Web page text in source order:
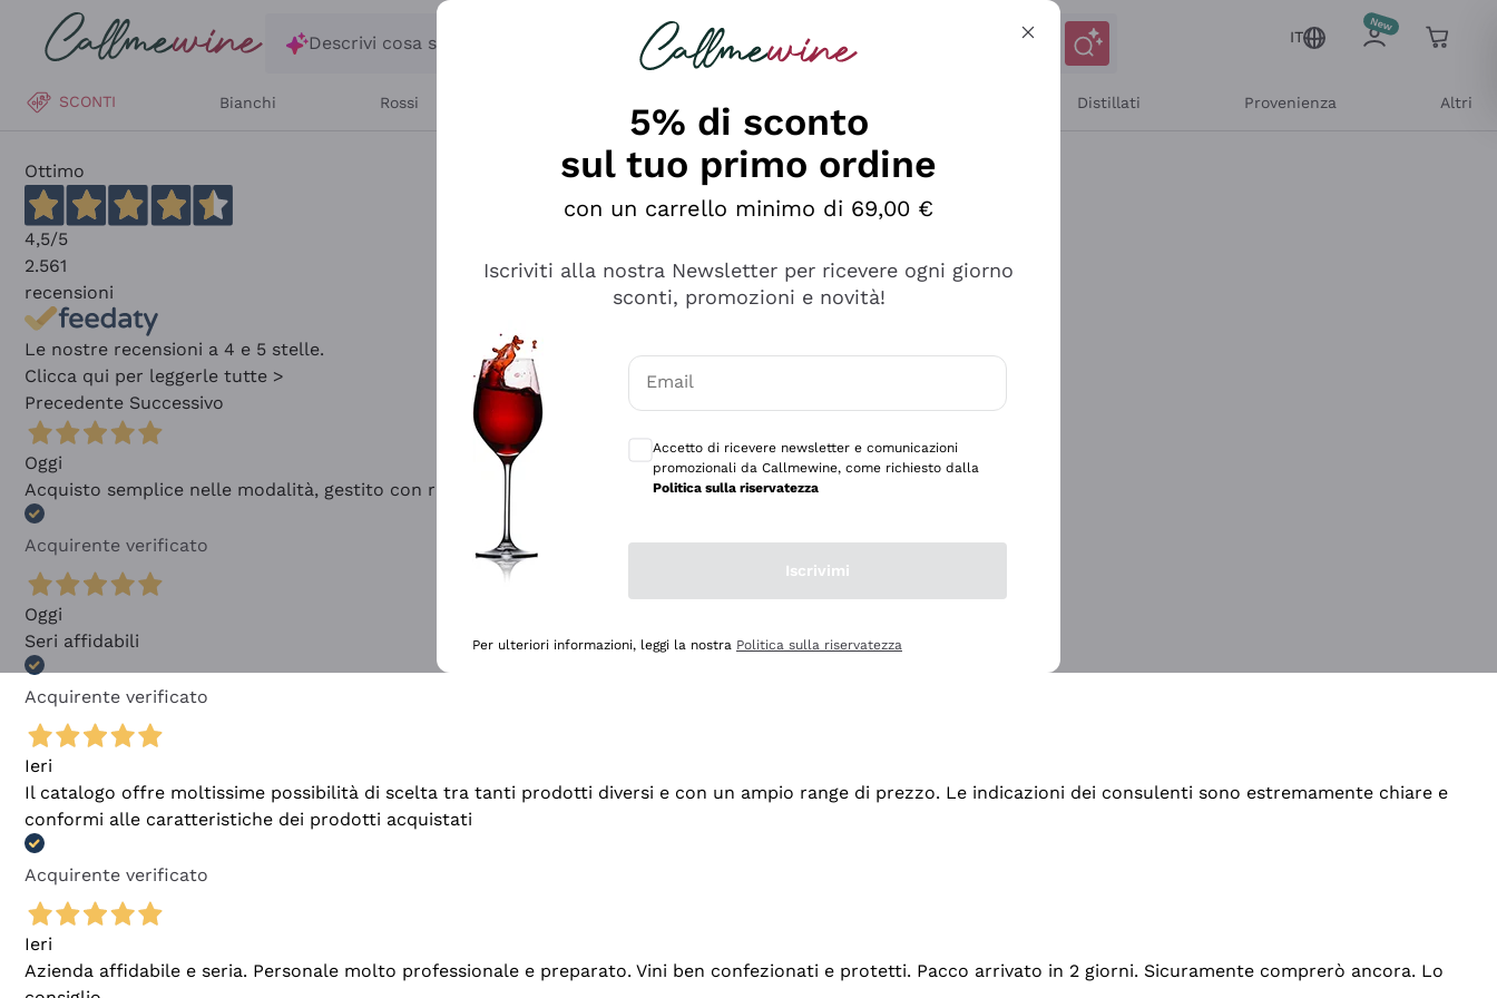
Salta al contenuto principale
Descrivi cosa stai cercando
IT
SCONTI Bianchi Rossi Distillati Provenienza Altri
Ottimo
4,5/5
2.561
recensioni
Le nostre recensioni a 4 e 5 stelle.
Clicca qui per leggerle tutte >
Precedente Successivo
Oggi
Acquisto semplice nelle modalità, gestito con rapidità e professionalità
Acquirente verificato
Oggi
Seri affidabili
Acquirente verificato
Ieri
Il catalogo offre moltissime possibilità di scelta tra tanti prodotti diversi e con un ampio range di prezzo. Le indicazioni dei consulenti sono estremamente chiare e
conformi alle caratteristiche dei prodotti acquistati
Acquirente verificato
Ieri
Azienda affidabile e seria. Personale molto professionale e preparato. Vini ben confezionati e protetti. Pacco arrivato in 2 giorni. Sicuramente comprerò ancora. Lo
5% di sconto
sul tuo primo ordine
con un carrello minimo di 69,00 €
Iscriviti alla nostra Newsletter per ricevere ogni giorno
sconti, promozioni e novità!
Email
Accetto di ricevere newsletter e comunicazioni
promozionali da Callmewine, come richiesto dalla
Politica sulla riservatezza
Iscrivimi
Per ulteriori informazioni, leggi la nostra Politica sulla riservatezza